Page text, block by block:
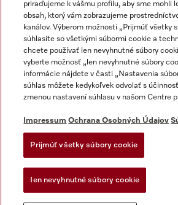
Impressum
Obchodné podmienky
Ochrana osobných údajov
Dodacie podmienky
Akt o digitalnych sluzbach
priraďujeme k vášmu profilu, aby sme mohli
obsah, ktorý vám zobrazujeme
kanálov. Výberom možnosti „Prijmúť všetky
súhlasíte so všetkými súbormi cookie a
chcete používať len nevyhnutné súbory
vyberte možnosť „len nevyhnutné súbory
informácie nájdete v časti „Nastavenia
súhlas môžete kedykoľvek odvolať s
zmenou nastavení súhlasu v našom Centre
Impressum Ochrana Osobných Údajov
Prijmúť všetky súbory cookie
Ien nevyhnutné súbory cookie